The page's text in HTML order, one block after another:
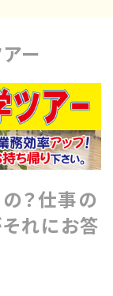
ー
？仕事の
れにお答